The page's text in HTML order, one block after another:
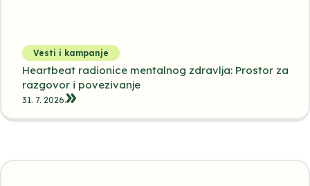
Vesti i kampanje
Heartbeat radionice mentalnog zdravlja: Prostor za
razgovor i povezivanje
31. 7. 2026.